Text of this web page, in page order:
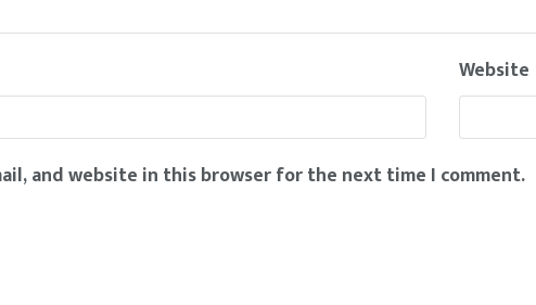
Website
and website in this browser for the next time I comment.